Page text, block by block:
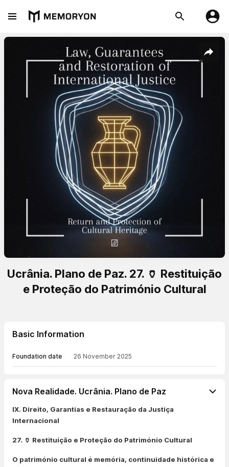
Ucrânia. Plano de Paz. 27. 🏺 Restituição
e Proteção do Património Cultural
Basic Information
Foundation date 26 November 2025
Nova Realidade. Ucrânia. Plano de Paz
IX. Direito, Garantias e Restauração da Justiça
Internacional
27. 🏺 Restituição e Proteção do Património Cultural
O património cultural é memória, continuidade histórica e